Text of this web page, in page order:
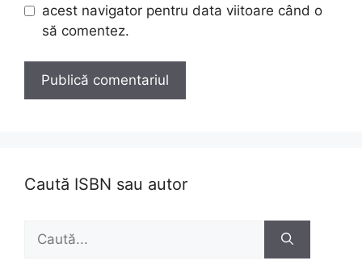
acest navigator pentru data viitoare când o
să comentez.
Caută ISBN sau autor
Caută